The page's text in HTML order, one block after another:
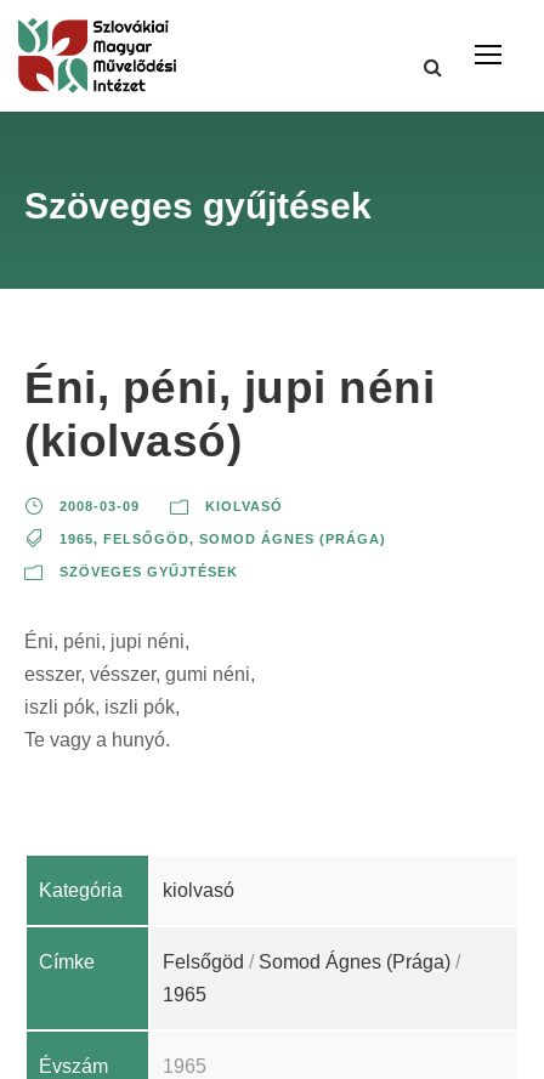
Szöveges gyűjtések
Éni, péni, jupi néni
(kiolvasó)
2008-03-09 KIOLVASÓ
1965, FELSŐGÖD, SOMOD ÁGNES (PRÁGA)
SZÖVEGES GYŰJTÉSEK
Éni, péni, jupi néni,
esszer, vésszer, gumi néni,
iszli pók, iszli pók,
Te vagy a hunyó.
Kategória kiolvasó
Címke Felsőgöd / Somod Ágnes (Prága) /
1965
Évszám 1965